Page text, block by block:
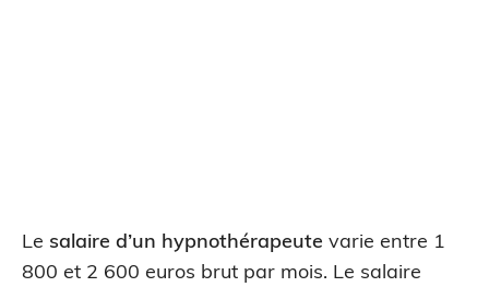
Le salaire d’un hypnothérapeute varie entre 1
800 et 2 600 euros brut par mois. Le salaire